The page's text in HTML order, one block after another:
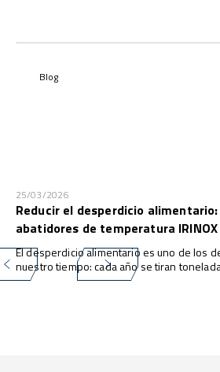
Blog
25/03/2026
Reducir el desperdicio
abatidores de temperatura IRINOX
El desperdicio alimentario es uno de los
nuestro tiempo: cada año se tiran
estos desperdicios no es solo una